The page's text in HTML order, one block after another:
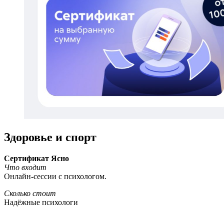
Здоровье и спорт
Сертификат Ясно
Что входит
Онлайн-сессии с психологом.
Сколько стоит
Надёжные психологи